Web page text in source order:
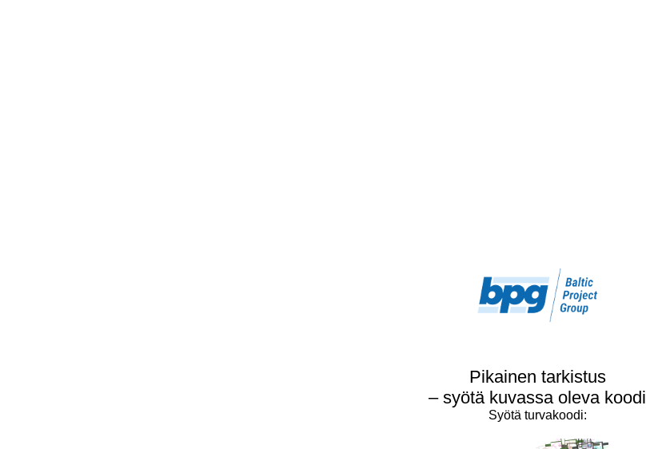
Pikainen tarkistus
– syötä kuvassa oleva koodi
Syötä turvakoodi: